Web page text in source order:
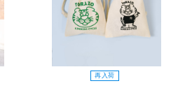
再入荷